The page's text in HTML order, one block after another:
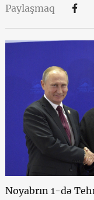
Paylaşmaq
Noyabrın 1-də